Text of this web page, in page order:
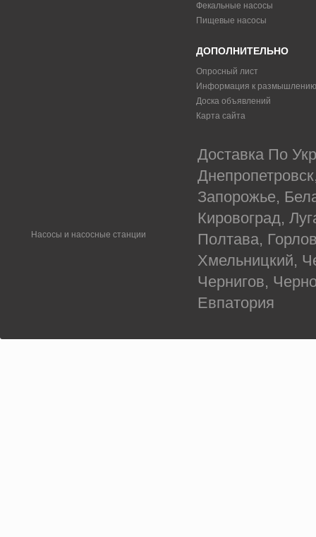
Фекальные насосы
Пищевые насосы
ДОПОЛНИТЕЛЬНО
Опросный лист
Информация к размышлению
Доска объявлений
Карта сайта
Насосы и насосные станции
Доставка По
Запорожье,
Кировоград,
Полтава,
Хмельницкий,
Чернигов,
Евпатория